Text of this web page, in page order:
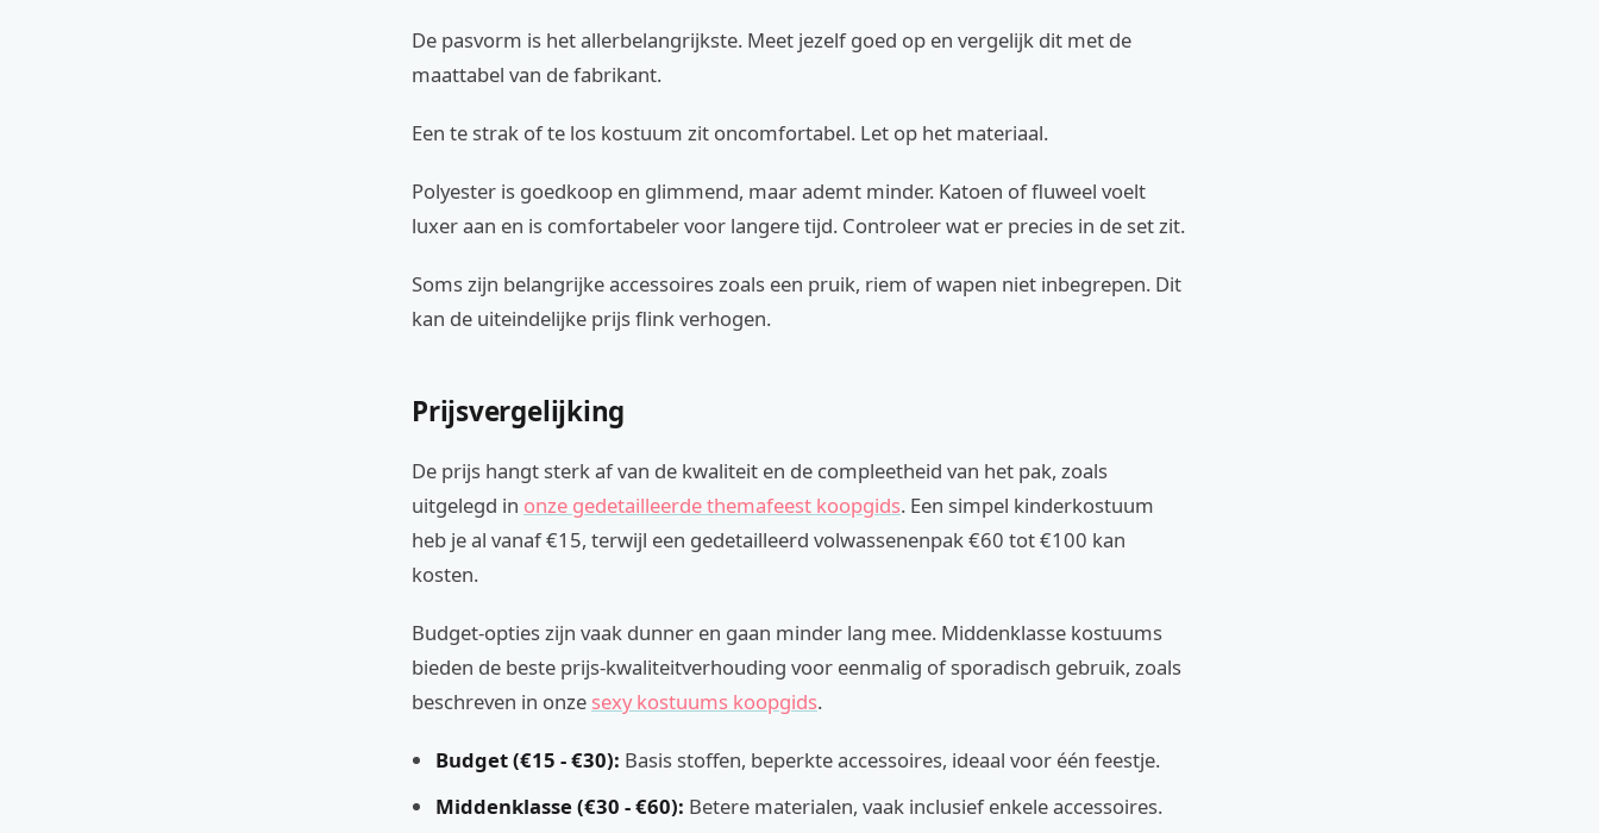
De pasvorm is het allerbelangrijkste. Meet jezelf goed op en vergelijk dit met de
maattabel van de fabrikant.
Een te strak of te los kostuum zit oncomfortabel. Let op het materiaal.
Polyester is goedkoop en glimmend, maar ademt minder. Katoen of fluweel voelt
luxer aan en is comfortabeler voor langere tijd. Controleer wat er precies in de set zit.
Soms zijn belangrijke accessoires zoals een pruik, riem of wapen niet inbegrepen. Dit
kan de uiteindelijke prijs flink verhogen.
Prijsvergelijking
De prijs hangt sterk af van de kwaliteit en de compleetheid van het pak, zoals
uitgelegd in onze gedetailleerde themafeest koopgids. Een simpel kinderkostuum
heb je al vanaf €15, terwijl een gedetailleerd volwassenenpak €60 tot €100 kan
kosten.
Budget-opties zijn vaak dunner en gaan minder lang mee. Middenklasse kostuums
bieden de beste prijs-kwaliteitverhouding voor eenmalig of sporadisch gebruik, zoals
beschreven in onze sexy kostuums koopgids.
Budget (€15 - €30): Basis stoffen, beperkte accessoires, ideaal voor één feestje.
Middenklasse (€30 - €60): Betere materialen, vaak inclusief enkele accessoires.